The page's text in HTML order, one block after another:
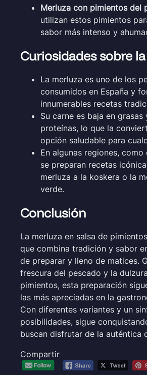
Merluza con pimientos del
utilizan estos pimientos
sabor más intenso y
Curiosidades sobre
La merluza es uno de los
consumidos en España y
innumerables recetas
Su carne es baja en grasas
proteínas, lo que la
opción saludable para
En algunas regiones, como
se preparan recetas
merluza a la koskera o la
verde.
Conclusión
La merluza en salsa de
que combina tradición y sabor
de preparar y lleno de matices.
frescura del pescado y la
pimientos, esta preparación
las más apreciadas en la
Con diferentes variantes y un
posibilidades, sigue
buscan disfrutar de la auténtica
Compartir